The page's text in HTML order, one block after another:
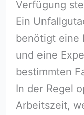
Verfügung
Ein
benötigt eine
und eine
bestimmten
In der Regel
Arbeitszeit,